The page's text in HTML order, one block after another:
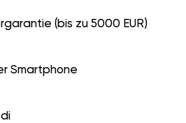
(bis zu 5000 EUR)
Smartphone